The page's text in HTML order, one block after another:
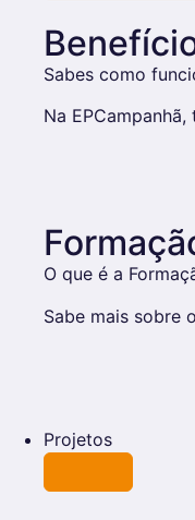
Sabes como
Na
O que é a
Sabe mais sobre
Projetos